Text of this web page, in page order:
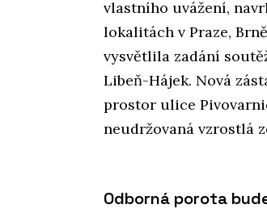
vlastního uvážení,
lokalitách v Praze,
vysvětlila zadání
Libeň-Hájek. Nová
prostor ulice
neudržovaná vzrostlá
Odborná porota